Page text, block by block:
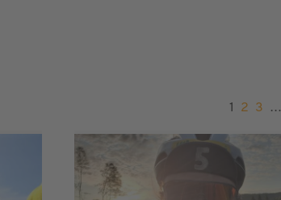
1 2 3 …